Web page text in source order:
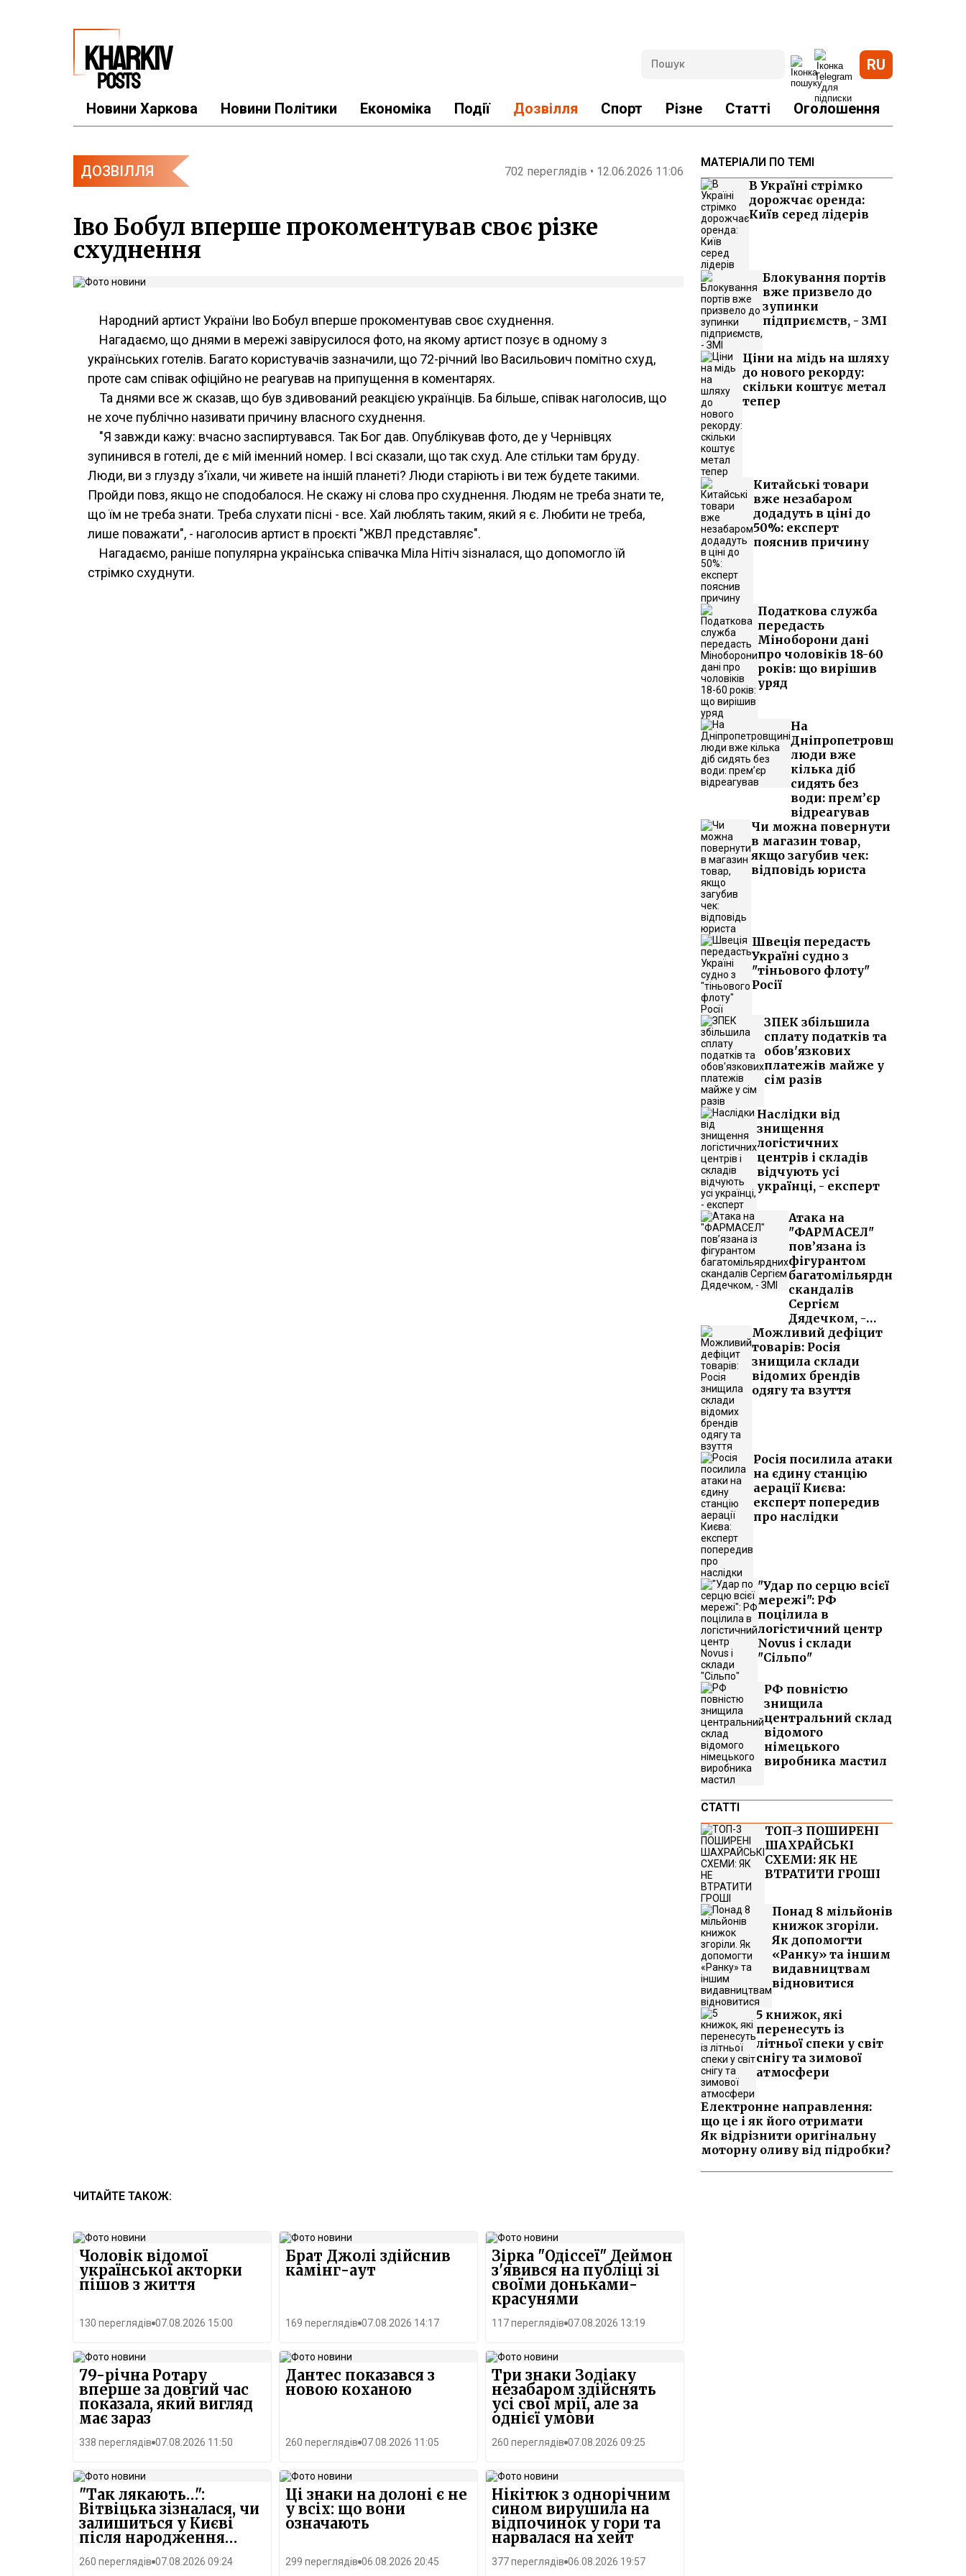
RU
Новини Харкова Новини Політики Економіка Події Дозвілля Спорт Різне Статті Оголошення
ДОЗВІЛЛЯ 702 переглядів • 12.06.2026 11:06
Іво Бобул вперше прокоментував своє різке
схуднення
Народний артист України Іво Бобул вперше прокоментував своє схуднення.
Нагадаємо, що днями в мережі завірусилося фото, на якому артист позує в одному з
українських готелів. Багато користувачів зазначили, що 72-річний Іво Васильович помітно схуд,
проте сам співак офіційно не реагував на припущення в коментарях.
Та днями все ж сказав, що був здивований реакцією українців. Ба більше, співак наголосив, що
не хоче публічно називати причину власного схуднення.
"Я завжди кажу: вчасно заспиртувався. Так Бог дав. Опублікував фото, де у Чернівцях
зупинився в готелі, де є мій іменний номер. І всі сказали, що так схуд. Але стільки там бруду.
Люди, ви з глузду з’їхали, чи живете на іншій планеті? Люди старіють і ви теж будете такими.
Пройди повз, якщо не сподобалося. Не скажу ні слова про схуднення. Людям не треба знати те,
що їм не треба знати. Треба слухати пісні - все. Хай люблять таким, який я є. Любити не треба,
лише поважати", - наголосив артист в проєкті "ЖВЛ представляє".
Нагадаємо, раніше популярна українська співачка Міла Нітіч зізналася, що допомогло їй
стрімко схуднути.
МАТЕРІАЛИ ПО ТЕМІ
В Україні стрімко
дорожчає оренда:
Київ серед лідерів
Блокування портів
вже призвело до
зупинки
підприємств, - ЗМІ
Ціни на мідь на шляху
до нового рекорду:
скільки коштує метал
тепер
Китайські товари
вже незабаром
додадуть в ціні до
50%: експерт
пояснив причину
Податкова служба
передасть
Міноборони дані
про чоловіків 18-60
років: що вирішив
уряд
На
Дніпропетровщині
люди вже
кілька діб
сидять без
води: прем’єр
відреагував
Чи можна повернути
в магазин товар,
якщо загубив чек:
відповідь юриста
Швеція передасть
Україні судно з
"тіньового флоту"
Росії
ЗПЕК збільшила
сплату податків та
обов'язкових
платежів майже у
сім разів
Наслідки від
знищення
логістичних
центрів і складів
відчують усі
українці, - експерт
Атака на
"ФАРМАСЕЛ"
пов’язана із
фігурантом
багатомільярдних
скандалів
Сергієм
Дядечком, -
ЗМІ
Можливий дефіцит
товарів: Росія
знищила склади
відомих брендів
одягу та взуття
Росія посилила атаки
на єдину станцію
аерації Києва:
експерт попередив
про наслідки
"Удар по серцю всієї
мережі": РФ
поцілила в
логістичний центр
Novus і склади
"Сільпо"
РФ повністю
знищила
центральний склад
відомого
німецького
виробника мастил
СТАТТІ
ТОП-3 ПОШИРЕНІ
ШАХРАЙСЬКІ
СХЕМИ: ЯК НЕ
ВТРАТИТИ ГРОШІ
Понад 8 мільйонів
книжок згоріли.
Як допомогти
«Ранку» та іншим
видавництвам
відновитися
5 книжок, які
перенесуть із
літньої спеки у світ
снігу та зимової
атмосфери
Електронне направлення:
що це і як його отримати
Як відрізнити оригінальну
моторну оливу від підробки?
ЧИТАЙТЕ ТАКОЖ:
Чоловік відомої
української акторки
пішов з життя
130 переглядів 07.08.2026 15:00
Брат Джолі здійснив
камінг-аут
169 переглядів 07.08.2026 14:17
Зірка "Одіссеї" Деймон
з'явився на публіці зі
своїми доньками-
красунями
117 переглядів 07.08.2026 13:19
79-річна Ротару
вперше за довгий час
показала, який вигляд
має зараз
338 переглядів 07.08.2026 11:50
Дантес показався з
новою коханою
260 переглядів 07.08.2026 11:05
Три знаки Зодіаку
незабаром здійснять
усі свої мрії, але за
однієї умови
260 переглядів 07.08.2026 09:25
"Так лякають…":
Вітвіцька зізналася, чи
залишиться у Києві
після народження
260 переглядів 07.08.2026 09:24
Ці знаки на долоні є не
у всіх: що вони
означають
299 переглядів 06.08.2026 20:45
Нікітюк з однорічним
сином вирушила на
відпочинок у гори та
нарвалася на хейт
377 переглядів 06.08.2026 19:57